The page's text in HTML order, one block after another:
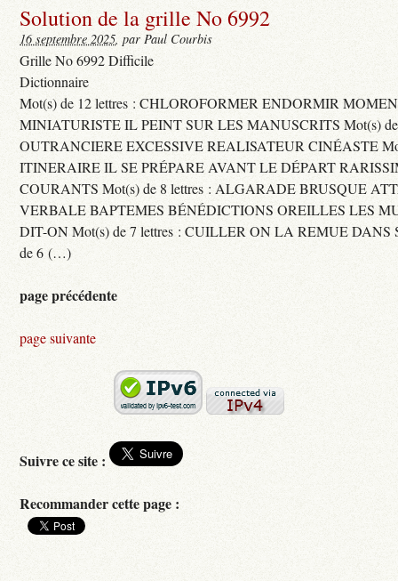
Solution de la grille No 6992
16 septembre 2025, par Paul Courbis
Grille No 6992 Difficile
Dictionnaire
Mot(s) de 12 lettres : CHLOROFORMER ENDORMIR
MINIATURISTE IL PEINT SUR LES MANUSCRITS Mot(s) de
OUTRANCIERE EXCESSIVE REALISATEUR CINÉASTE
ITINERAIRE IL SE PRÉPARE AVANT LE DÉPART
COURANTS Mot(s) de 8 lettres : ALGARADE BRUSQUE
VERBALE BAPTEMES BÉNÉDICTIONS OREILLES LES
DIT-ON Mot(s) de 7 lettres : CUILLER ON LA REMUE DANS
de 6 (…)
page précédente
page suivante
Suivre ce site :
Recommander cette page :